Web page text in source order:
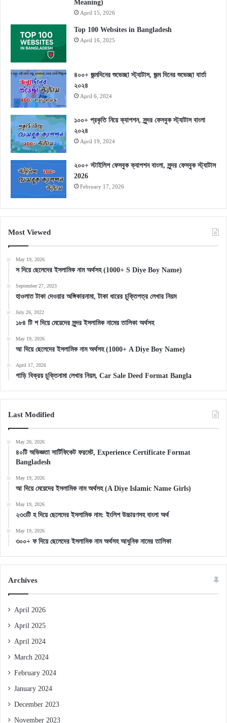
Meaning)
April 15, 2026
Top 100 Websites in Bangladesh
April 16, 2025
৪০০+ জন্মদিনের শুভেচ্ছা স্ট্যাটাস, জন্ম দিনের শুভেচ্ছা বার্তা
২০২৪
April 6, 2024
১০০+ প্রকৃতি নিয়ে ক্যাপশন, সুন্দর ফেসবুক স্ট্যাটাস বাংলা
২০২৪
April 19, 2024
২০০+ স্টাইলিশ ফেসবুক ক্যাপশন বাংলা, সুন্দর ফেসবুক স্ট্যাটাস
2026
February 17, 2026
Most Viewed
May 19, 2026
স দিয়ে ছেলেদের ইসলামিক নাম অর্থসহ (1000+ S Diye Boy Name)
September 27, 2023
হাওলাত টাকা দেওয়ার অঙ্গিকারনামা, টাকা ধারের চুক্তিপত্র লেখার নিয়ম
July 26, 2022
১৮৪ টি শ দিয়ে মেয়েদের সুন্দর ইসলামিক নামের তালিকা অর্থসহ
May 19, 2026
আ দিয়ে ছেলেদের ইসলামিক নাম অর্থসহ (1000+ A Diye Boy Name)
April 17, 2026
গাড়ি বিক্রয় চুক্তিনামা লেখার নিয়ম, Car Sale Deed Format Bangla
Last Modified
May 20, 2026
৪০টি অভিজ্ঞতা সার্টিফিকেট ফরমেট, Experience Certificate Format
Bangladesh
May 19, 2026
আ দিয়ে মেয়েদের ইসলামিক নাম অর্থসহ (A Diye Islamic Name Girls)
May 19, 2026
২৩৩টি হ দিয়ে ছেলেদের ইসলামিক নাম: ইংলিশ উচ্চারণসহ বাংলা অর্থ
May 19, 2026
৩০০+ ফ দিয়ে ছেলেদের ইসলামিক নাম অর্থসহ আধুনিক নামের তালিকা
Archives
April 2026
April 2025
April 2024
March 2024
February 2024
January 2024
December 2023
November 2023